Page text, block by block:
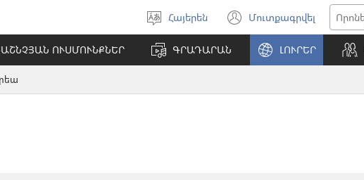
Ընտրել
լեզուն
Հայերեն Մուտքագրվել
(բացվում
է
նոր
պատուհան)
ՈՒՍՄՈՒՆՔՆԵՐ ԳՐԱԴԱՐԱՆ ԼՈՒՐԵՐ